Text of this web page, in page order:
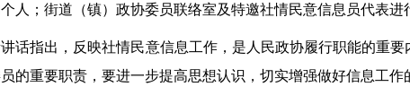
人；街道（镇）政协委员联络室及特邀社情民意信息员代表进
话指出，反映社情民意信息工作，是人民政协履行职能的重
的重要职责，要进一步提高思想认识，切实增强做好信息工作